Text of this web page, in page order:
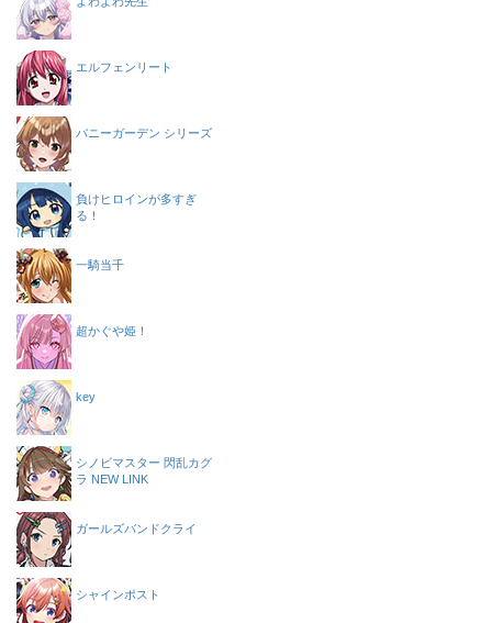
エルフェンリート
バニーガーデン シリーズ
負けヒロインが多すぎ
る！
一騎当千
超かぐや姫！
key
シノビマスター 閃乱カグ
ラ NEW LINK
ガールズバンドクライ
シャインポスト